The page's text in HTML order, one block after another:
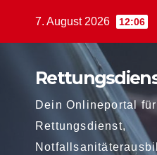
7. August 2026 12:06
Dein Onlineportal für
Rettungsdienst,